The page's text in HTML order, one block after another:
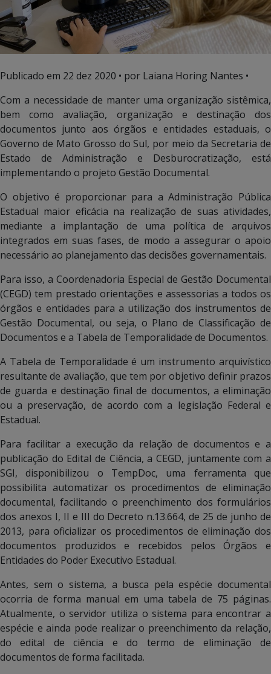
Publicado em 22 dez 2020 • por Laiana Horing Nantes •
Com a necessidade de manter uma organização sistêmica,
bem como avaliação, organização e destinação dos
documentos junto aos órgãos e entidades estaduais, o
Governo de Mato Grosso do Sul, por meio da Secretaria de
Estado de Administração e Desburocratização, está
implementando o projeto Gestão Documental.
O objetivo é proporcionar para a Administração Pública
Estadual maior eficácia na realização de suas atividades,
mediante a implantação de uma política de arquivos
integrados em suas fases, de modo a assegurar o apoio
necessário ao planejamento das decisões governamentais.
Para isso, a Coordenadoria Especial de Gestão Documental
(CEGD) tem prestado orientações e assessorias a todos os
órgãos e entidades para a utilização dos instrumentos de
Gestão Documental, ou seja, o Plano de Classificação de
Documentos e a Tabela de Temporalidade de Documentos.
A Tabela de Temporalidade é um instrumento arquivístico
resultante de avaliação, que tem por objetivo definir prazos
de guarda e destinação final de documentos, a eliminação
ou a preservação, de acordo com a legislação Federal e
Estadual.
Para facilitar a execução da relação de documentos e a
publicação do Edital de Ciência, a CEGD, juntamente com a
SGI, disponibilizou o TempDoc, uma ferramenta que
possibilita automatizar os procedimentos de eliminação
documental, facilitando o preenchimento dos formulários
dos anexos I, II e III do Decreto n.13.664, de 25 de junho de
2013, para oficializar os procedimentos de eliminação dos
documentos produzidos e recebidos pelos Órgãos e
Entidades do Poder Executivo Estadual.
Antes, sem o sistema, a busca pela espécie documental
ocorria de forma manual em uma tabela de 75 páginas.
Atualmente, o servidor utiliza o sistema para encontrar a
espécie e ainda pode realizar o preenchimento da relação,
do edital de ciência e do termo de eliminação de
documentos de forma facilitada.